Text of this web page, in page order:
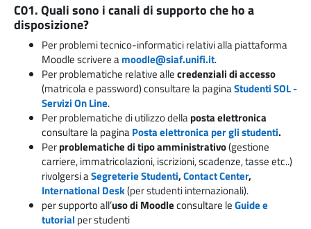
C01. Quali sono i canali di supporto che ho a
disposizione?
Per problemi tecnico-informatici relativi alla piattaforma
Moodle scrivere amoodle@siaf.unifi.it.
Per problematiche relative allecredenziali di accesso
(matricola e password) consultare la paginaStudenti SOL -
Servizi On Line.
Per problematiche di utilizzo dellaposta elettronica
consultare la paginaPosta elettronica per gli studenti.
Perproblematiche di tipo amministrativo(gestione
carriere, immatricolazioni, iscrizioni, scadenze, tasse etc..)
rivolgersi aSegreterie Studenti,Contact Center,
International Desk(per studenti internazionali).
per supporto all’uso di Moodleconsultare leGuide e
tutorial per studenti